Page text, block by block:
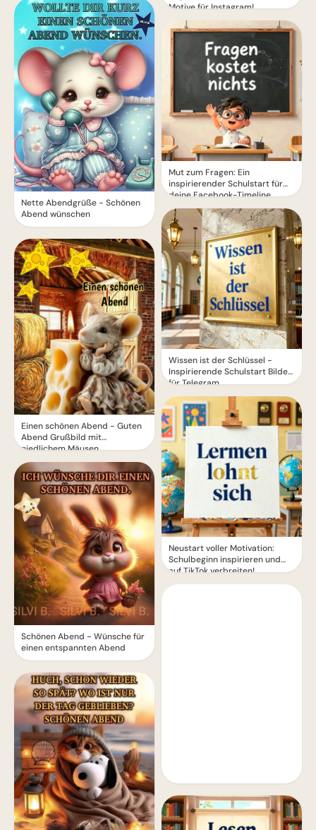
Nette Abendgrüße - Schönen
Abend wünschen
Einen schönen Abend - Guten
Abend Grußbild mit
niedlichem Mäusen
Schönen Abend - Wünsche für
einen entspannten Abend
Motive für Instagram!
Mut zum Fragen: Ein
inspirierender Schulstart für
deine Facebook-Timeline
Wissen ist der Schlüssel -
Inspirierende Schulstart Bilder
für Telegram
Neustart voller Motivation:
Schulbeginn inspirieren und
auf TikTok verbreiten!